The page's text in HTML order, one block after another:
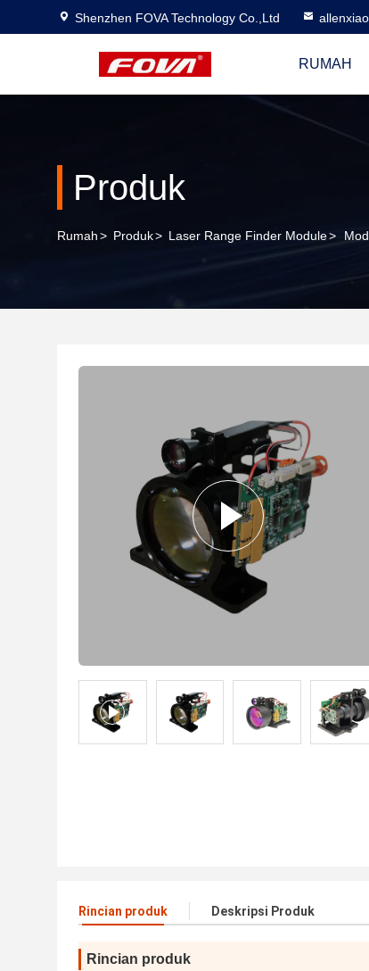
Shenzhen FOVA Technology Co.,Ltd
RUMAH
Produk
Rumah> Produk> Laser Range Finder Module>
Rincian produk Deskripsi Produk
Rincian produk